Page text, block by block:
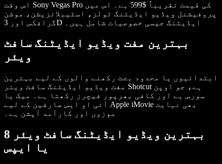
اس وقت Sony Vegas Pro کی قیمت تقریباً $599 ہے۔ اس میں
پروفیشنل ویڈیو ایڈیٹنگ ٹولز، اسٹیبلائزیشن، موشن
گرافکس اور 3D ایڈیٹنگ جیسی خصوصیات شامل ہیں۔
بہترین مفت ویڈیو ایڈیٹنگ سافٹ
ویئر
ابتدائیوں یا محدود بجٹ رکھنے والوں کے لیے بہترین
مفت ویڈیو ایڈیٹنگ سافٹ ویئر Shotcut ہے، جو اوپن
سورس ہے اور کافی بھرپور فیچرز رکھتا ہے۔ میک یا
آئی او ایس صارفین کے لیے Apple iMovie بھی نہایت
موزوں اور کارآمد آپشن ہے۔
8 بہترین ویڈیو ایڈیٹنگ سافٹ ویئر
یا ایپس